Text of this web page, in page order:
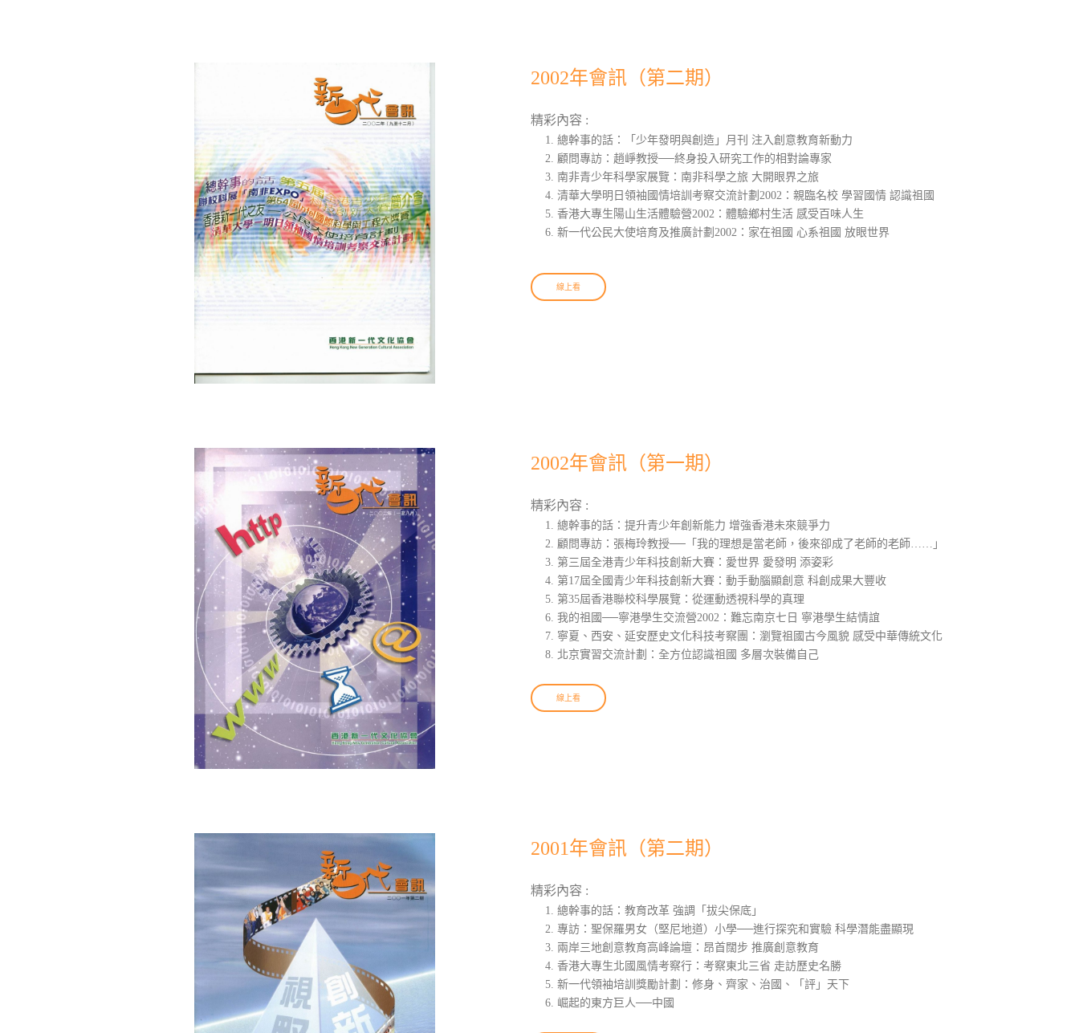
2002年會訊（第二期）
精彩內容 :
總幹事的話：「少年發明與創造」月刊 注入創意教育新動力
顧問專訪：趙崢教授──終身投入研究工作的相對論專家
南非青少年科學家展覽：南非科學之旅 大開眼界之旅
清華大學明日領袖國情培訓考察交流計劃2002：親臨名校 學習國情 認識祖國
香港大專生陽山生活體驗營2002：體驗鄉村生活 感受百味人生
新一代公民大使培育及推廣計劃2002：家在祖國 心系祖國 放眼世界
線上看
2002年會訊（第一期）
精彩內容 :
總幹事的話：提升青少年創新能力 增強香港未來競爭力
顧問專訪：張梅玲教授──「我的理想是當老師，後來卻成了老師的老師……」
第三屆全港青少年科技創新大賽：愛世界 愛發明 添姿彩
第17屆全國青少年科技創新大賽：動手動腦顯創意 科創成果大豐收
第35屆香港聯校科學展覽：從運動透視科學的真理
我的祖國──寧港學生交流營2002：難忘南京七日 寧港學生結情誼
寧夏、西安、延安歷史文化科技考察團：瀏覽祖國古今風貌 感受中華傳統文化
北京實習交流計劃：全方位認識祖國 多層次裝備自己
線上看
2001年會訊（第二期）
精彩內容 :
總幹事的話：教育改革 強調「拔尖保底」
專訪：聖保羅男女（堅尼地道）小學──進行探究和實驗 科學潛能盡顯現
兩岸三地創意教育高峰論壇：昂首闊步 推廣創意教育
香港大專生北國風情考察行：考察東北三省 走訪歷史名勝
新一代領袖培訓獎勵計劃：修身、齊家、治國、「評」天下
崛起的東方巨人──中國